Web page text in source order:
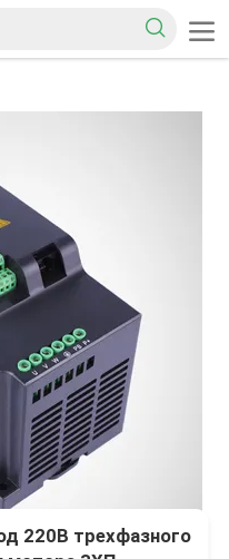
220В трехфазного